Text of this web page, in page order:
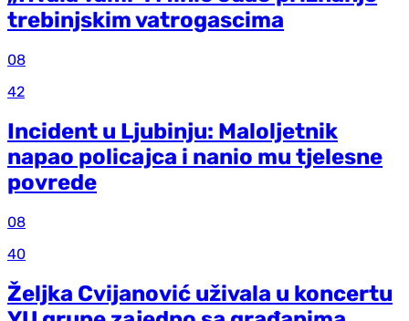
trebinjskim vatrogascima
08
42
Incident u Ljubinju: Maloljetnik
napao policajca i nanio mu tjelesne
povrede
08
40
Željka Cvijanović uživala u koncertu